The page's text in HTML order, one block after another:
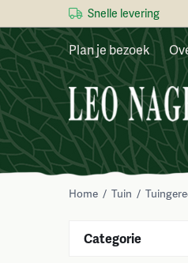
Snelle levering
Plan je bezoek
Home / Tuin /
Categorie